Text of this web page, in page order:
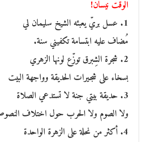
الوقت نيسان!
1. عسل بريّ يعبئه الشيخ سليمان لي
مُضاف عليه ابتسامة تكفيني سنة.
2. شجرة الشِبرق توزّع لونها الزهري
بسخاء على شجيرات الحديقة وواجهة البيت
3. حديقة بيتي جنة لا تستدعي الصلاة
ولا الصوم ولا الحرب حول اختلاف
4. أكثر من نحلة على الزهرة الواحدة